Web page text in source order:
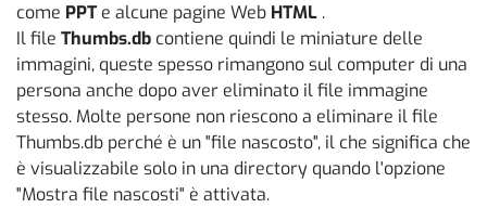
come PPTe alcune pagine Web HTML .
Il file Thumbs.db contiene quindi le miniature delle
immagini, queste spesso rimangono sul computer di una
persona anche dopo aver eliminato il file immagine
stesso. Molte persone non riescono a eliminare il file
Thumbs.db perché è un "file nascosto", il che significa che
è visualizzabile solo in una directory quando l'opzione
"Mostra file nascosti" è attivata.